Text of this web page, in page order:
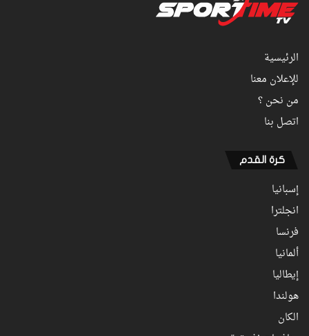
الرئيسية
للإعلان معنا
من نحن ؟
اتصل بنا
كرة القدم
إسبانيا
انجلترا
فرنسا
ألمانيا
إيطاليا
هولندا
الكان